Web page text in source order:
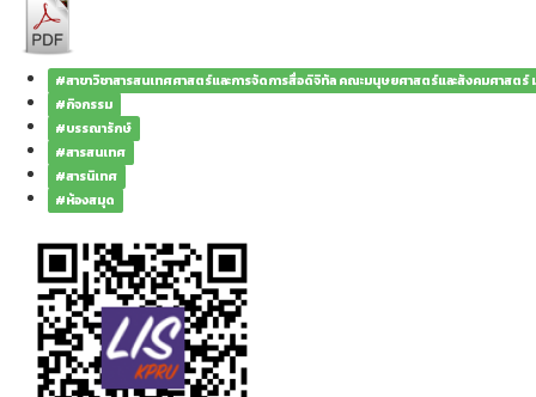
#สาขาวิชาสารสนเทศศาสตร์และการจัดการสื่อดิจิทัล คณะมนุษยศาสตร์และสังคมศาสตร์
#กิจกรรม
#บรรณารักษ์
#สารสนเทศ
#สารนิเทศ
#ห้องสมุด